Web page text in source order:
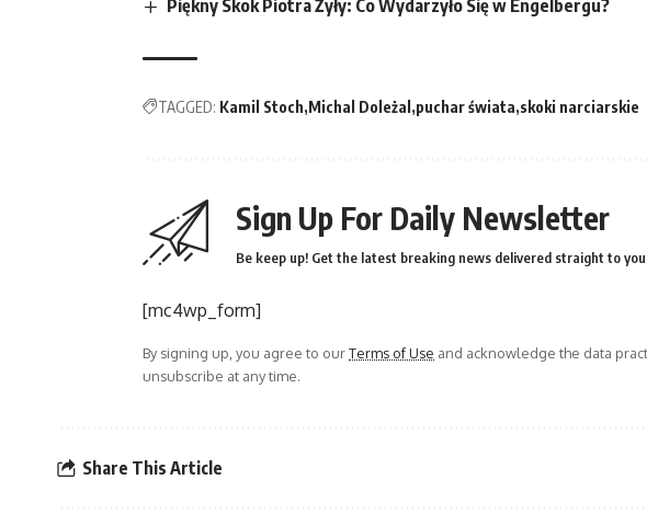
Piękny Skok Piotra Żyły: Co Wydarzyło Się w Engelbergu?
TAGGED: Kamil Stoch Michal Doleżal puchar świata skoki narciarskie
Sign Up For Daily Newsletter
Be keep up! Get the latest breaking news delivered straight to
[mc4wp_form]
By signing up, you agree to ourTerms of Use and acknowledge the data
unsubscribe at any time.
Share This Article